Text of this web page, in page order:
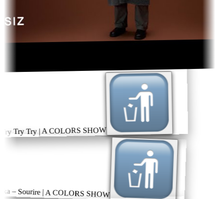
Try Try | A COLORS SHOW
– Sourire | A COLORS SHOW